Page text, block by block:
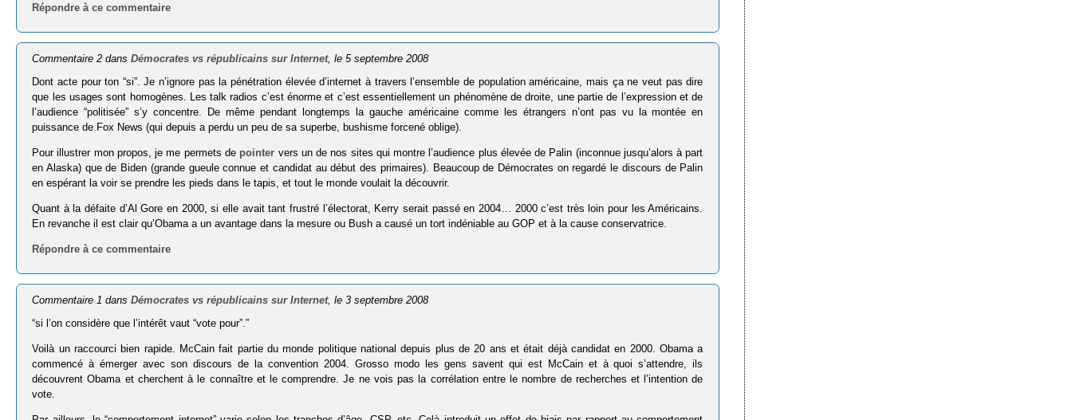
Répondre à ce commentaire
Commentaire 2 dansDémocrates vs républicains sur Internet, le 5 septembre 2008
Dont acte pour ton “si”. Je n’ignore pas la pénétration élevée d’internet à travers l’ensemble de population américaine, mais ça ne veut pas dire
que les usages sont homogènes. Les talk radios c’est énorme et c’est essentiellement un phénomène de droite, une partie de l’expression et de
l’audience “politisée” s’y concentre. De même pendant longtemps la gauche américaine comme les étrangers n’ont pas vu la montée en
puissance de Fox News (qui depuis a perdu un peu de sa superbe, bushisme forcené oblige).
Pour illustrer mon propos, je me permets de pointer vers un de nos sites qui montre l’audience plus élevée de Palin (inconnue jusqu’alors à part
en Alaska) que de Biden (grande gueule connue et candidat au début des primaires). Beaucoup de Démocrates on regardé le discours de Palin
en espérant la voir se prendre les pieds dans le tapis, et tout le monde voulait la découvrir.
Quant à la défaite d’Al Gore en 2000, si elle avait tant frustré l’électorat, Kerry serait passé en 2004… 2000 c’est très loin pour les Américains.
En revanche il est clair qu’Obama a un avantage dans la mesure ou Bush a causé un tort indéniable au GOP et à la cause conservatrice.
Répondre à ce commentaire
Commentaire 1 dansDémocrates vs républicains sur Internet, le 3 septembre 2008
“si l’on considère que l’intérêt vaut “vote pour”.”
Voilà un raccourci bien rapide. McCain fait partie du monde politique national depuis plus de 20 ans et était déjà candidat en 2000. Obama a
commencé à émerger avec son discours de la convention 2004. Grosso modo les gens savent qui est McCain et à quoi s’attendre, ils
découvrent Obama et cherchent à le connaître et le comprendre. Je ne vois pas la corrélation entre le nombre de recherches et l’intention de
vote.